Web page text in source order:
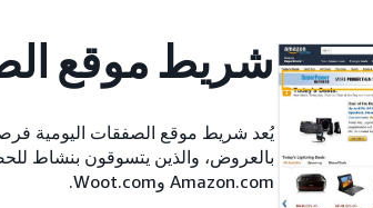
شريط موقع
يُعد شريط موقع الصفقات اليومية
بالعروض، والذين يتسوقون بنشاط
Amazon.com وWoot.com.